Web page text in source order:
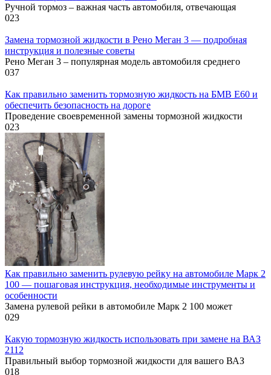
Ручной тормоз – важная часть автомобиля, отвечающая
023
Замена тормозной жидкости в Рено Меган 3 — подробная
инструкция и полезные советы
Рено Меган 3 – популярная модель автомобиля среднего
037
Как правильно заменить тормозную жидкость на БМВ Е60 и
обеспечить безопасность на дороге
Проведение своевременной замены тормозной жидкости
023
Как правильно заменить рулевую рейку на автомобиле Марк 2
100 — пошаговая инструкция, необходимые инструменты и
особенности
Замена рулевой рейки в автомобиле Марк 2 100 может
029
Какую тормозную жидкость использовать при замене на ВАЗ
2112
Правильный выбор тормозной жидкости для вашего ВАЗ
018